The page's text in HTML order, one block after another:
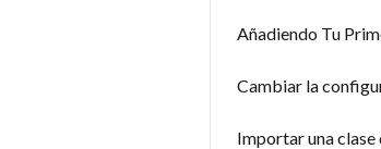
Añadiendo Tu
Cambiar la
Importar una